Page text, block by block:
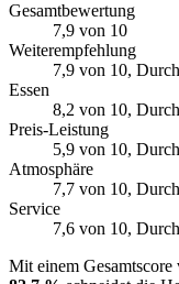
Gesamtbewertung
7,9 von 10
Weiterempfehlung
7,9 von 10,
Essen
8,2 von 10,
Preis-Leistung
5,9 von 10,
Atmosphäre
7,7 von 10,
Service
7,6 von 10,
Mit einem Gesamtscore